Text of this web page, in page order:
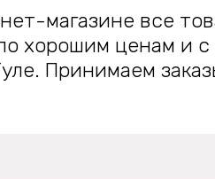
магазине все
хорошим ценам и
Принимаем